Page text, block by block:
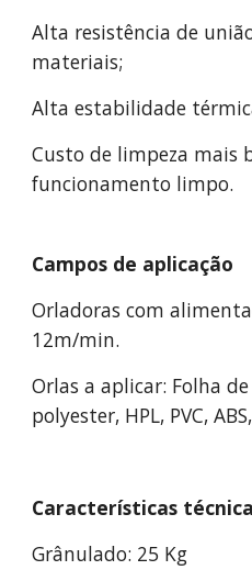
Alta resistência de
materiais;
Alta estabilidade
Custo de limpeza mais
funcionamento limpo.
Campos de aplicação
Orladoras com
12m/min.
Orlas a aplicar: Folha
polyester, HPL, PVC,
Características
Grânulado: 25 Kg